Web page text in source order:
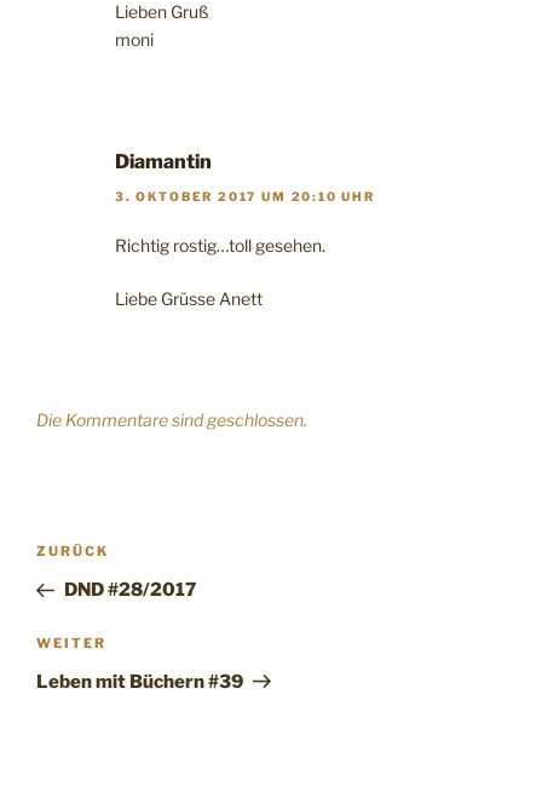
Lieben Gruß
moni
Diamantin
3. OKTOBER 2017 UM 20:10 UHR
Richtig rostig…toll gesehen.
Liebe Grüsse Anett
Die Kommentare sind geschlossen.
Beitragsnavigation
Vorheriger
Beitrag
ZURÜCK
DND #28/2017
Nächster
Beitrag
WEITER
Leben mit Büchern #39